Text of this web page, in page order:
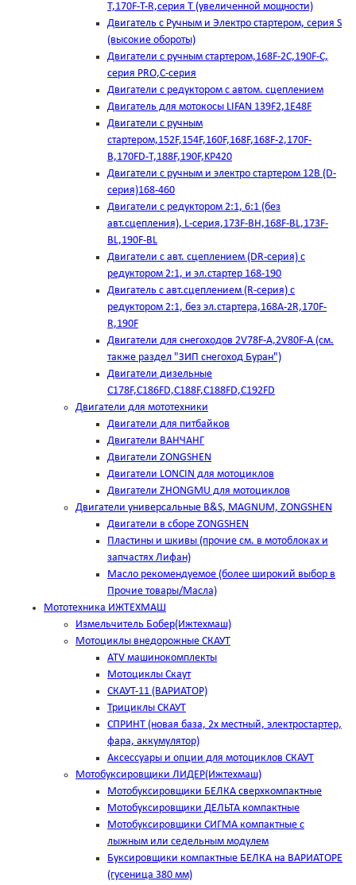
T,170F-T-R,серия Т (увеличенной мощности)
Двигатель с Ручным и Электро стартером, серия S
(высокие обороты)
Двигатели с ручным стартером,168F-2C,190F-C,
серия PRO,C-серия
Двигатели с редуктором с автом. сцеплением
Двигатель для мотокосы LIFAN 139F2,1E48F
Двигатели с ручным
стартером,152F,154F,160F,168F,168F-2,170F-
B,170FD-T,188F,190F,KP420
Двигатели с ручным и электро стартером 12В (D-
серия)168-460
Двигатели с редуктором 2:1, 6:1 (без
авт.сцепления), L-серия,173F-BH,168F-BL,173F-
BL,190F-BL
Двигатели с авт. сцеплением (DR-серия) с
редуктором 2:1, и эл.стартер 168-190
Двигатель с авт.сцеплением (R-серия) с
редуктором 2:1, без эл.стартера,168А-2R,170F-
R,190F
Двигатели для снегоходов 2V78F-A,2V80F-A (см.
также раздел "ЗИП снегоход Буран")
Двигатели дизельные
C178F,С186FD,C188F,C188FD,C192FD
Двигатели для мототехники
Двигатели для питбайков
Двигатели ВАНЧАНГ
Двигатели ZONGSHEN
Двигатели LONCIN для мотоциклов
Двигатели ZHONGMU для мотоциклов
Двигатели универсальные B&S, MAGNUM, ZONGSHEN
Двигатели в сборе ZONGSHEN
Пластины и шкивы (прочие см. в мотоблоках и
запчастях Лифан)
Масло рекомендуемое (более широкий выбор в
Прочие товары/Масла)
Мототехника ИЖТЕХМАШ
Измельчитель Бобер(Ижтехмаш)
Мотоциклы внедорожные СКАУТ
ATV машинокомплекты
Мотоциклы Скаут
СКАУТ-11 (ВАРИАТОР)
Трициклы СКАУТ
СПРИНТ (новая база, 2х местный, электростартер,
фара, аккумулятор)
Аксессуары и опции для мотоциклов СКАУТ
Мотобуксировщики ЛИДЕР(Ижтехмаш)
Мотобуксировщики БЕЛКА сверхкомпактные
Мотобуксировщики ДЕЛЬТА компактные
Мотобуксировщики СИГМА компактные с
лыжным или седельным модулем
Буксировщики компактные БЕЛКА на ВАРИАТОРЕ
(гусеница 380 мм)